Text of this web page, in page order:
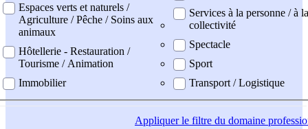
Espaces verts et naturels /
Agriculture / Pêche / Soins aux
animaux
Hôtellerie - Restauration /
Tourisme / Animation
Immobilier
Services à la personne / à la
collectivité
Spectacle
Sport
Transport / Logistique
Appliquerle filtre du domaine